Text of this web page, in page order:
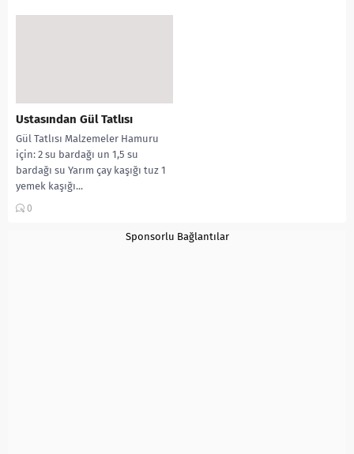
Ustasından Gül Tatlısı
Gül Tatlısı Malzemeler Hamuru
için: 2 su bardağı un 1,5 su
bardağı su Yarım çay kaşığı tuz 1
yemek kaşığı...
0
Sponsorlu Bağlantılar